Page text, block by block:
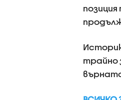
трайно